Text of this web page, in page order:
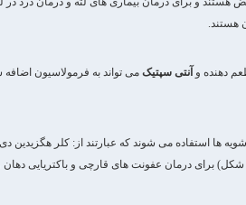
هستند.
دهنده و آنتی سپتیک می تواند به فرمولاسیون
ها استفاده می شوند که عبارتند از: کلر هگزیدین دی
شکل) برای درمان عفونت های قارچی و باکتریایی